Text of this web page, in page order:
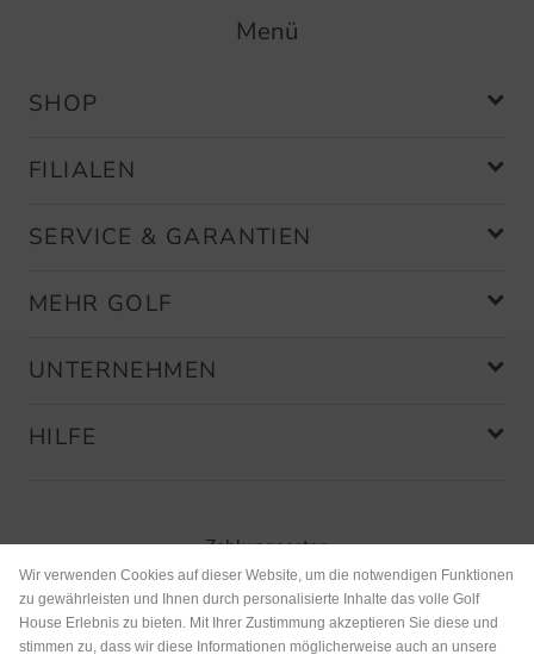
Menü
SHOP
FILIALEN
SERVICE & GARANTIEN
MEHR GOLF
UNTERNEHMEN
HILFE
Zahlungsarten
Wir verwenden Cookies auf dieser Website, um die notwendigen Funktionen
zu gewährleisten und Ihnen durch personalisierte Inhalte das volle Golf
House Erlebnis zu bieten. Mit Ihrer Zustimmung akzeptieren Sie diese und
stimmen zu, dass wir diese Informationen möglicherweise auch an unsere